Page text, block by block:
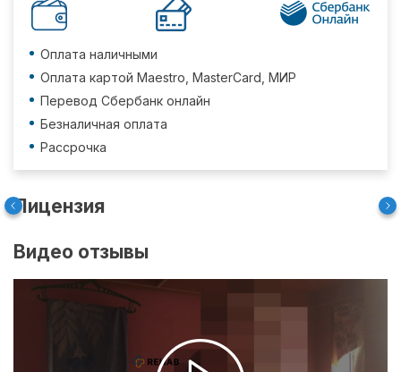
Оплата наличными
Оплата картой Maestro, MasterCard, МИР
Перевод Сбербанк онлайн
Безналичная оплата
Рассрочка
Лицензия
Видео отзывы